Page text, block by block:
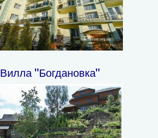
Вилла "Богдановка"